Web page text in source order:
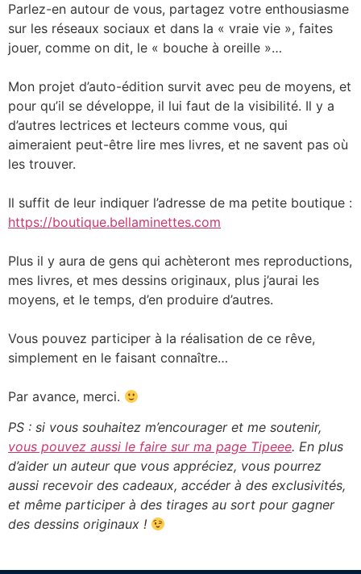
Parlez-en autour de vous, partagez votre enthousiasme
sur les réseaux sociaux et dans la « vraie vie », faites
jouer, comme on dit, le « bouche à oreille »…
Mon projet d’auto-édition survit avec peu de moyens, et
pour qu’il se développe, il lui faut de la visibilité. Il y a
d’autres lectrices et lecteurs comme vous, qui
aimeraient peut-être lire mes livres, et ne savent pas où
les trouver.
Il suffit de leur indiquer l’adresse de ma petite boutique :
https://boutique.bellaminettes.com
Plus il y aura de gens qui achèteront mes reproductions,
mes livres, et mes dessins originaux, plus j’aurai les
moyens, et le temps, d’en produire d’autres.
Vous pouvez participer à la réalisation de ce rêve,
simplement en le faisant connaître…
Par avance, merci.
PS : si vous souhaitez m’encourager et me soutenir,
vous pouvez aussi le faire sur ma page Tipeee. En plus
d’aider un auteur que vous appréciez, vous pourrez
aussi recevoir des cadeaux, accéder à des exclusivités,
et même participer à des tirages au sort pour gagner
des dessins originaux !